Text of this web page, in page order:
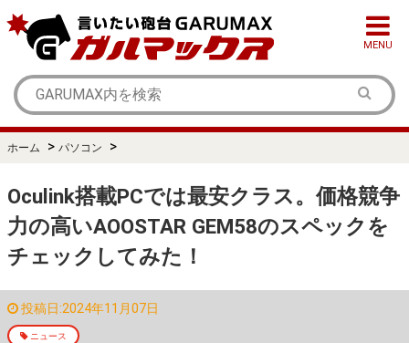
MENU
ホーム > パソコン >
Oculink搭載PCでは最安クラス。価格競争
力の高いAOOSTAR GEM58のスペックを
チェックしてみた！
投稿日:2024年11月07日
ニュース